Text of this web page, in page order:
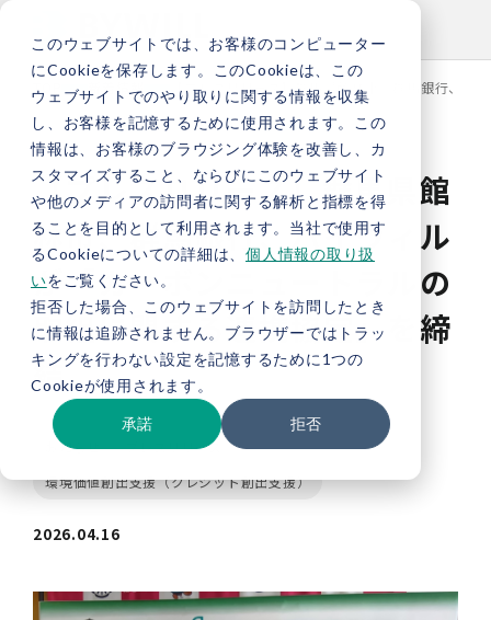
このウェブサイトでは、お客様のコンピューター
にCookieを保存します。このCookieは、この
ウェブサイトでのやり取りに関する情報を収集
し、お客様を記憶するために使用されます。この
情報は、お客様のブラウジング体験を改善し、カ
スタマイズすること、ならびにこのウェブサイト
や他のメディアの訪問者に関する解析と指標を得
ることを目的として利用されます。当社で使用す
るCookieについての詳細は、 個人情報の取り扱
いをご覧ください。
拒否した場合、このウェブサイトを訪問したとき
に情報は追跡されません。ブラウザーではトラッ
キングを行わない設定を記憶するために1つの
Cookieが使用されます。
承諾 拒否
TOP 新着情報 【プレスリリース】群馬県館林市、群馬銀行、
【プレスリリース】群馬県館
林市、群馬銀行、バイウィル
が「カーボンニュートラルの
取組に関する連携協定」を締
結
お知らせ
プレスリリース
環境価値創出支援（クレジット創出支援）
2026.04.16